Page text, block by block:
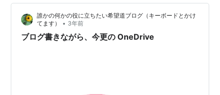
のことながら、メーカー対応終了のお知らせ。ああ…無
情な時の流れを感じます。 初写真トラ君 愛猫のトラ君
はてなブログ用に急遽…
誰かの何かの役に立ちたい希望道ブログ（キーボードとかけ
てます）
• 3年前
ブログ書きながら、今更の OneDrive